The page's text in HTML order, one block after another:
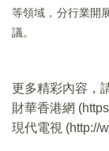
等領域，分行業開
議。
更多精彩內容，
財華香港網 (
現代電視 (http://